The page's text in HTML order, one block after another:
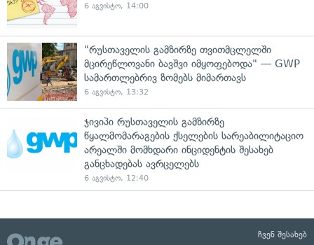
6 აგვისტო, 14:00
"რუსთაველის გამზირზე თვითმცლელში
მცირეწლოვანი ბავშვი იმყოფებოდა" — GWP
სამართლებრივ ზომებს მიმართავს
6 აგვისტო, 13:32
ჯივიპი რუსთაველის გამზირზე
წყალმომარაგების ქსელების სარეაბილიტაციო
არეალში მომხდარი ინციდენტის შესახებ
განცხადებას ავრცელებს
6 აგვისტო, 12:40
ჩვენ შესახებ